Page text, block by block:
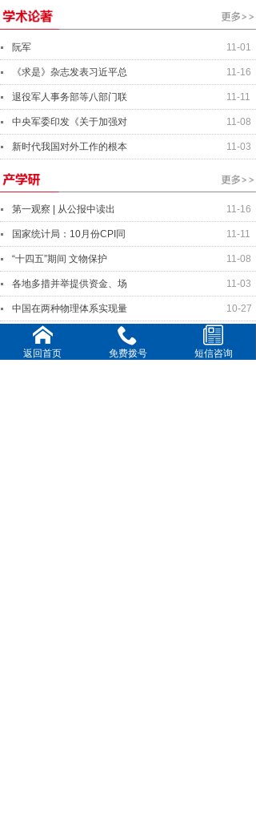
11-01
阮军
11-16
《求是》杂志发表习近平总
11-11
退役军人事务部等八部门联
11-08
中央军委印发《关于加强对
11-03
新时代我国对外工作的根本
11-16
第一观察 | 从公报中读出
11-11
国家统计局：10月份CPI同
11-08
“十四五”期间 文物保护
11-03
各地多措并举提供资金、场
10-27
中国在两种物理体系实现量
返回首页 免费拨号 短信咨询